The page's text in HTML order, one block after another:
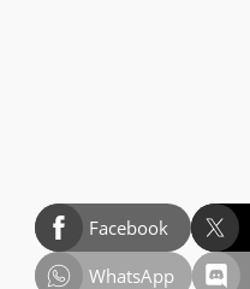
Facebook
WhatsApp